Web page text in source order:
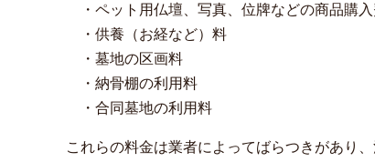
・ペット用仏壇、写真、位牌などの商品購入
・供養（お経など）料
・墓地の区画料
・納骨棚の利用料
・合同墓地の利用料
これらの料金は業者によってばらつきがあり